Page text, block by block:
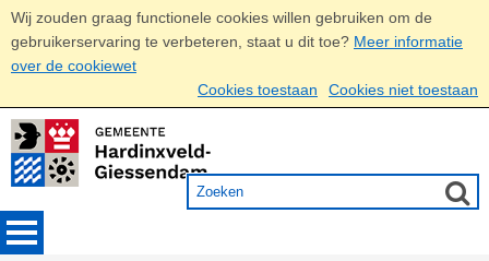
Wij zouden graag functionele cookies willen gebruiken om de
gebruikerservaring te verbeteren, staat u dit toe? Meer informatie
over de cookiewet
Cookies toestaan
Cookies niet toestaan